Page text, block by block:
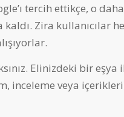
tercih ettikçe, o
Zira kullanıcılar
Elinizdeki bir
inceleme veya